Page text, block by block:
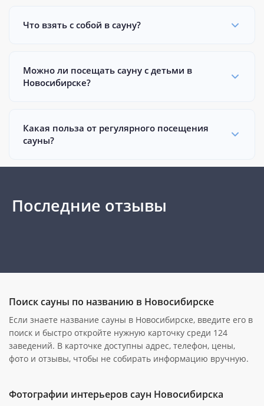
Что взять с собой в сауну?
Можно ли посещать сауну с детьми в
Новосибирске?
Какая польза от регулярного посещения
сауны?
Последние отзывы
Поиск сауны по названию в Новосибирске
Если знаете название сауны в Новосибирске, введите его в
поиск и быстро откройте нужную карточку среди 124
заведений. В карточке доступны адрес, телефон, цены,
фото и отзывы, чтобы не собирать информацию вручную.
Фотографии интерьеров саун Новосибирска